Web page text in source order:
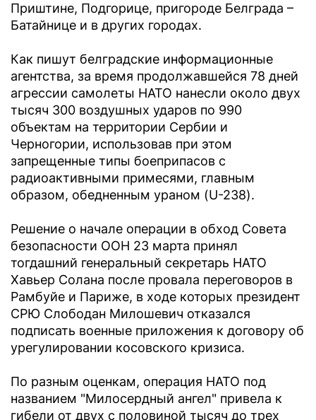
Приштине, Подгорице, пригороде Белграда –
Батайнице и в других городах.
Как пишут белградские информационные
агентства, за время продолжавшейся 78 дней
агрессии самолеты НАТО нанесли около двух
тысяч 300 воздушных ударов по 990
объектам на территории Сербии и
Черногории, использовав при этом
запрещенные типы боеприпасов с
радиоактивными примесями, главным
образом, обедненным ураном (U-238).
Решение о начале операции в обход Совета
безопасности ООН 23 марта принял
тогдашний генеральный секретарь НАТО
Хавьер Солана после провала переговоров в
Рамбуйе и Париже, в ходе которых президент
СРЮ Слободан Милошевич отказался
подписать военные приложения к договору об
урегулировании косовского кризиса.
По разным оценкам, операция НАТО под
названием "Милосердный ангел" привела к
гибели от двух с половиной тысяч до трех